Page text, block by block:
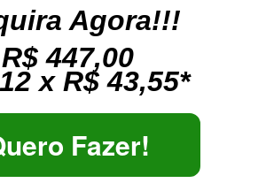
Agora!!!
R$ 447,00
x R$ 43,55*
Fazer!